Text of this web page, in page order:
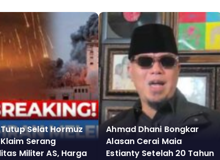
Selat Hormuz
Serang
Militer AS, Harga
Ahmad Dhani Bongkar
Alasan Cerai Maia
Estianty Setelah 20 Tahun